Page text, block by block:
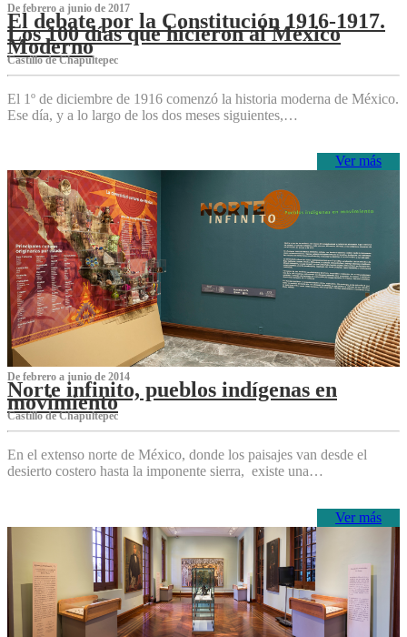
De febrero a junio de 2017
El debate por la Constitución 1916-1917.
Los 100 días que hicieron al México
Moderno
Castillo de Chapultepec
El 1º de diciembre de 1916 comenzó la historia moderna de México.
Ese día, y a lo largo de los dos meses siguientes,…
Ver más
De febrero a junio de 2014
Norte infinito, pueblos indígenas en
movimiento
Castillo de Chapultepec
En el extenso norte de México, donde los paisajes van desde el
desierto costero hasta la imponente sierra, existe una…
Ver más